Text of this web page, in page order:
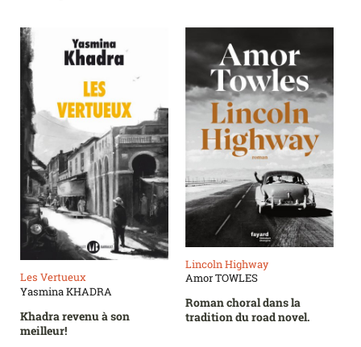
Les Vertueux
Yasmina KHADRA
Khadra revenu à son
meilleur!
Lincoln Highway
Amor TOWLES
Roman choral dans la
tradition du road novel.